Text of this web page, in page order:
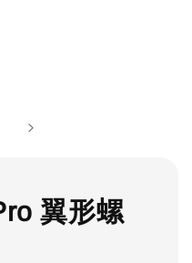
翼形螺